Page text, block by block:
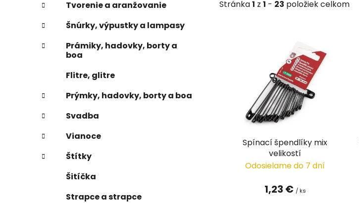
Tvorenie a aranžovanie
Šnúrky, výpustky a lampasy
Prámiky, hadovky, borty a
boa
Flitre, glitre
Prýmky, hadovky, borty a boa
Svadba
Vianoce
Štítky
Šitíčka
Strapce a strapce
Stránka1 z 1 - 23 položiek celkom
Spínací špendlíky mix
velikostí
Odosielame do 7 dní
1,23 € / ks